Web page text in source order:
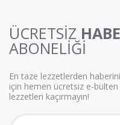
ÜCRETSİZ
ABONELİĞİ
En taze lezzetlerden
için hemen ücretsiz e-
lezzetleri kaçırmayın!